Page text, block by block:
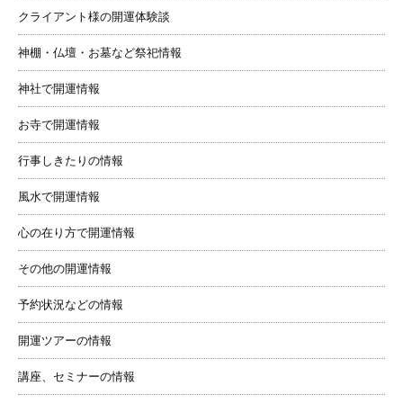
クライアント様の開運体験談
神棚・仏壇・お墓など祭祀情報
神社で開運情報
お寺で開運情報
行事しきたりの情報
風水で開運情報
心の在り方で開運情報
その他の開運情報
予約状況などの情報
開運ツアーの情報
講座、セミナーの情報